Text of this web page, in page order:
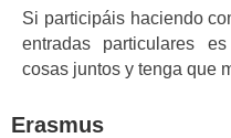
Si participáis haciendo
entradas particulares
cosas juntos y tenga que
Erasmus